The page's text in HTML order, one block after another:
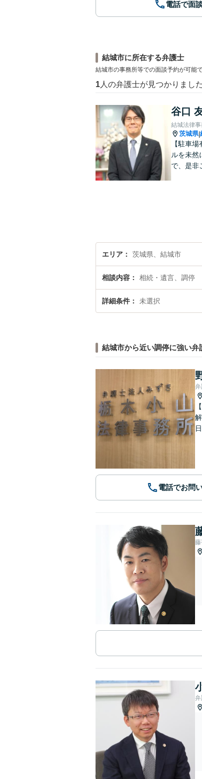
電話で面
結城市に所在する弁護士
結城市の事務所等での面談予約が可能で
1 人の弁護士が見つかりました
谷口
結城法律
茨城県|
【駐車
ルを未然
で、是非
エリア 茨城県、結城市
相談内容 相続・遺言、調停
詳細条件 未選択
結城市から近い調停に強い弁
電話でお問